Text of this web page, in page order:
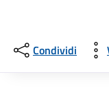
Condividi